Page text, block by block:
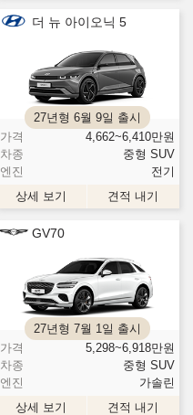
더 뉴 아이오닉 5
27년형 6월 9일 출시
가격
4,662~6,410만원
차종
중형 SUV
엔진
전기
상세 보기
견적 내기
GV70
27년형 7월 1일 출시
가격
5,298~6,918만원
차종
중형 SUV
엔진
가솔린
상세 보기
견적 내기